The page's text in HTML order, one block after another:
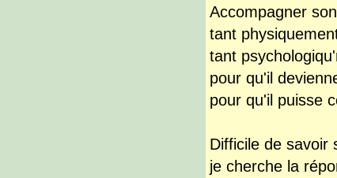
Accompagner
tant
tant
pour qu'il
pour qu'il puisse
Difficile de savoir
je cherche la